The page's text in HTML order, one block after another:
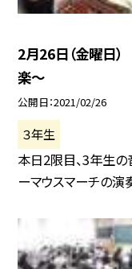
2月26日（金曜日
楽〜
公開日 2021/02/26
３年生
本日2限目、3年生の
ーマウスマーチの演